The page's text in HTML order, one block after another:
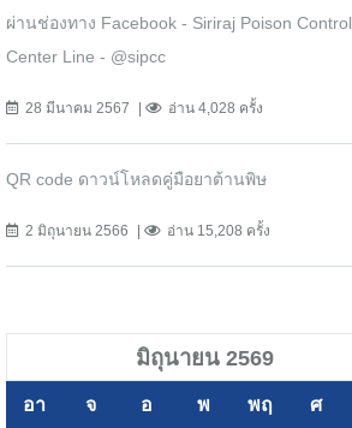
ผ่านช่องทาง Facebook - Siriraj Poison Control
Center Line - @sipcc
28 มีนาคม 2567 อ่าน 4,028 ครั้ง
QR code ดาวน์โหลดคู่มือยาต้านพิษ
2 มิถุนายน 2566 อ่าน 15,208 ครั้ง
มิถุนายน 2569
อา จ อ พ พฤ ศ